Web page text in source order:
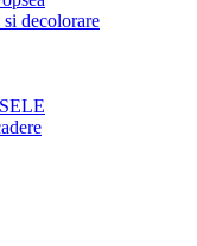
decolorare